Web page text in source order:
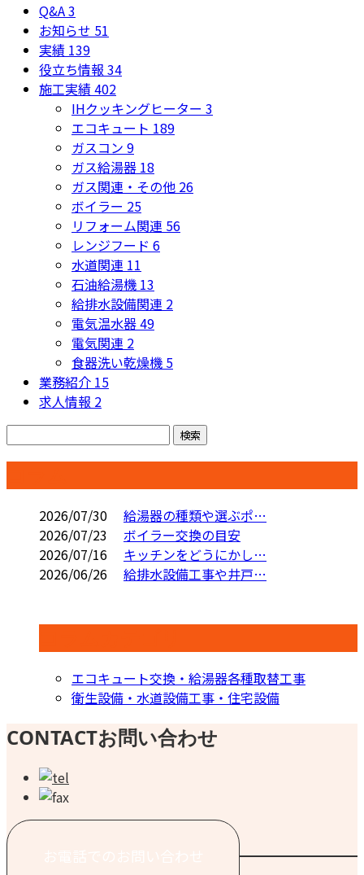
Q&A3
お知らせ 51
実績 139
役立ち情報 34
施工実績402
IHクッキングヒーター 3
エコキュート 189
ガスコン 9
ガス給湯器 18
ガス関連・その他 26
ボイラー 25
リフォーム関連 56
レンジフード 6
水道関連 11
石油給湯機 13
給排水設備関連 2
電気温水器49
電気関連 2
食器洗い乾燥機 5
業務紹介 15
求人情報 2
2026/07/30
給湯器の種類や選ぶポ…
2026/07/23
ボイラー交換の目安
2026/07/16
キッチンをどうにかし…
2026/06/26
給排水設備工事や井戸…
エコキュート交換・給湯器各種取替工事
衛生設備・水道設備工事・住宅設備
CONTACTお問い合わせ